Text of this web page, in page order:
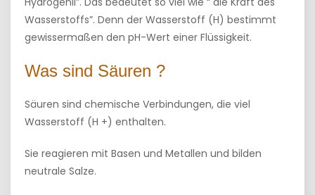
Wasserstoffs”. Denn der Wasserstoff (H) bestimmt
gewissermaßen den pH-Wert einer Flüssigkeit.
Was sind Säuren ?
Säuren sind chemische Verbindungen, die viel
Wasserstoff (H +) enthalten.
Sie reagieren mit Basen und Metallen und bilden
neutrale Salze.